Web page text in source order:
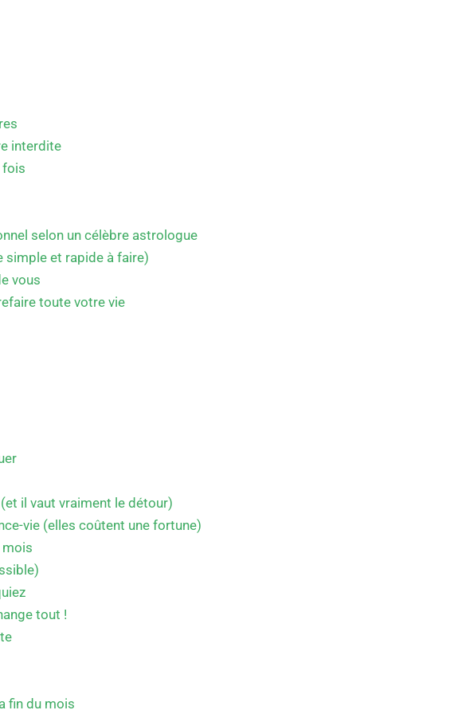
interdite
fois
selon un célèbre astrologue
simple et rapide à faire)
vous
toute votre vie
il vaut vraiment le détour)
vie (elles coûtent une fortune)
mois
tout !
fin du mois